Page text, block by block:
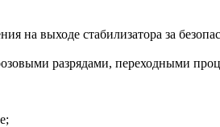
на выходе стабилизатора за
разрядами, переходными